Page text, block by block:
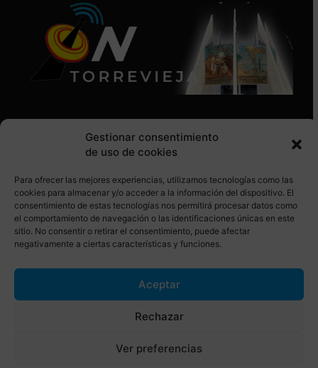
Gestionar consentimiento
de uso de cookies
Para ofrecer las mejores experiencias, utilizamos tecnologías como las
cookies para almacenar y/o acceder a la información del dispositivo. El
consentimiento de estas tecnologías nos permitirá procesar datos como
el comportamiento de navegación o las identificaciones únicas en este
sitio. No consentir o retirar el consentimiento, puede afectar
negativamente a ciertas características y funciones.
Aceptar
Rechazar
Ver preferencias
SÍGUENOS EN REDES SOCIALES
© Torrevieja ON. Desarrollado por